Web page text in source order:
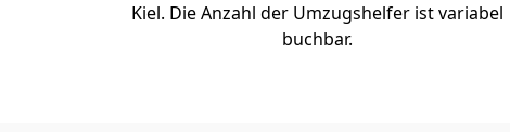
Kiel. Die Anzahl der Umzugshelfer ist variabel
buchbar.